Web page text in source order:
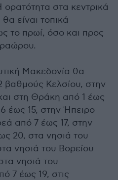
στα κεντρικά
είναι τοπικά
το πρωί, όσο και προς
Μακεδονία θα
βαθμούς Κελσίου, στην
στη Θράκη από 1 έως
έως 15, στην Ήπειρο
από 7 έως 17, στην
20, στα νησιά του
νησιά του Βορείου
νησιά του
7 έως 19, στις